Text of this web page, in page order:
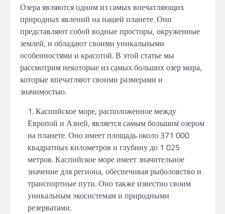
Озера являются одним из самых впечатляющих
природных явлений на нашей планете. Они
представляют собой водные просторы, окруженные
землей, и обладают своими уникальными
особенностями и красотой. В этой статье мы
рассмотрим некоторые из самых больших озер мира,
которые впечатляют своими размерами и
значимостью.
Каспийское море, расположенное между
Европой и Азией, является самым большим озером
на планете. Оно имеет площадь около 371 000
квадратных километров и глубину до 1 025
метров. Каспийское море имеет значительное
значение для региона, обеспечивая рыболовство и
транспортные пути. Оно также известно своим
уникальным экосистемам и природными
резерватами.